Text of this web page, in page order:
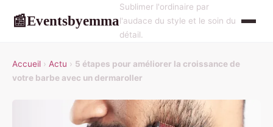
📰Eventsbyemma
Sublimer l'ordinaire par
l'audace du style et le soin du
détail.
Accueil › Actu › 5 étapes pour améliorer la croissance de
votre barbe avec un dermaroller